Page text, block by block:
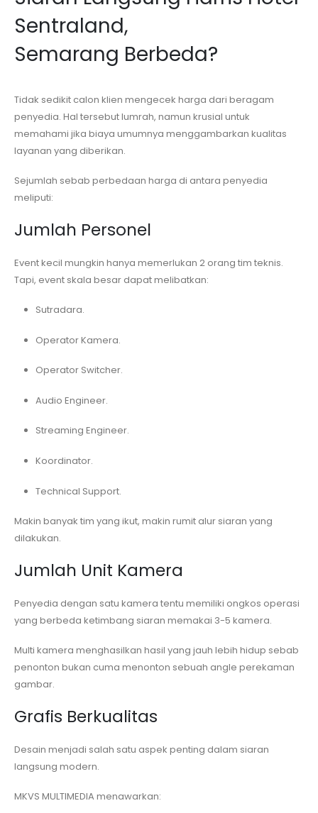
Sentraland,
Semarang Berbeda?
Tidak sedikit calon klien mengecek harga dari beragam
penyedia. Hal tersebut lumrah, namun krusial untuk
memahami jika biaya umumnya menggambarkan kualitas
layanan yang diberikan.
Sejumlah sebab perbedaan harga di antara penyedia
meliputi:
Jumlah Personel
Event kecil mungkin hanya memerlukan 2 orang tim teknis.
Tapi, event skala besar dapat melibatkan:
Sutradara.
Operator Kamera.
Operator Switcher.
Audio Engineer.
Streaming Engineer.
Koordinator.
Technical Support.
Makin banyak tim yang ikut, makin rumit alur siaran yang
dilakukan.
Jumlah Unit Kamera
Penyedia dengan satu kamera tentu memiliki ongkos operasi
yang berbeda ketimbang siaran memakai 3-5 kamera.
Multi kamera menghasilkan hasil yang jauh lebih hidup sebab
penonton bukan cuma menonton sebuah angle perekaman
gambar.
Grafis Berkualitas
Desain menjadi salah satu aspek penting dalam siaran
langsung modern.
MKVS MULTIMEDIA menawarkan: